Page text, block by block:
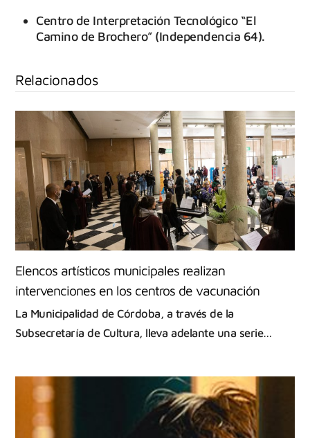
Centro de Interpretación Tecnológico “El
Camino de Brochero” (Independencia 64).
Relacionados
Elencos artísticos municipales realizan
intervenciones en los centros de vacunación
La Municipalidad de Córdoba, a través de la
Subsecretaría de Cultura, lleva adelante una serie…